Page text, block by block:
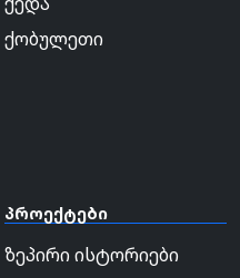
ქობულეთი
პროექტები
ზეპირი ისტორიები